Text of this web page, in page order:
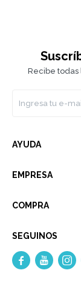
Recibe todas
AYUDA
EMPRESA
COMPRA
SEGUINOS
  